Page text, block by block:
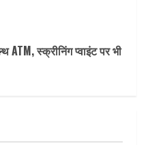
ATM, स्क्रीनिंग प्वाइंट पर भी